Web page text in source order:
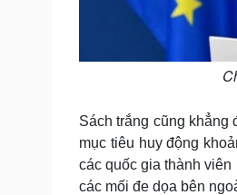
Sách trắng cũng khẳng
mục tiêu huy động
các quốc gia thành
các mối đe dọa bên